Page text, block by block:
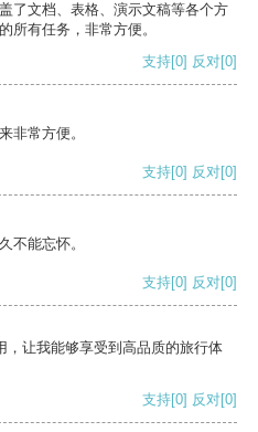
了文档、表格、演示文稿等各个方
所有任务，非常方便。
支持[0] 反对[0]
非常方便。
支持[0] 反对[0]
不能忘怀。
支持[0] 反对[0]
，让我能够享受到高品质的旅行体
支持[0] 反对[0]